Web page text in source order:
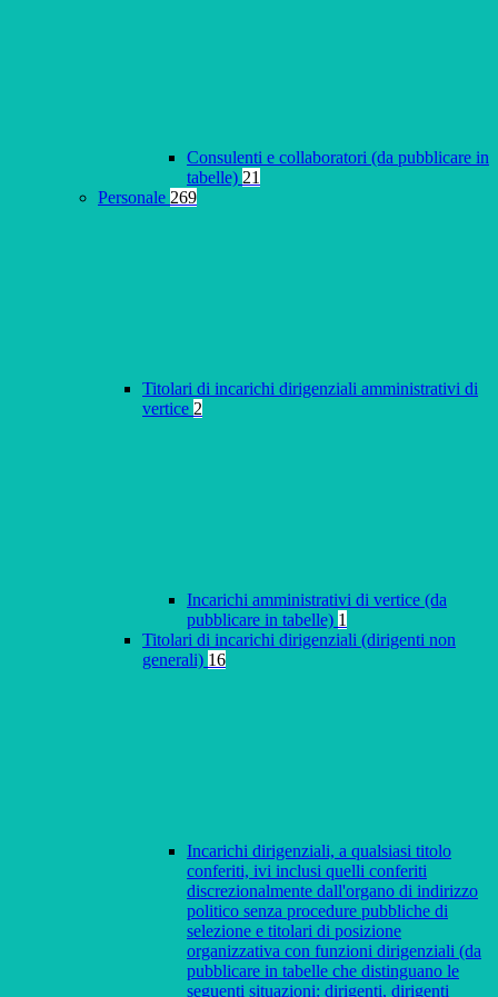
Consulenti e collaboratori (da pubblicare in
tabelle) 21
Personale 269
Titolari di incarichi dirigenziali amministrativi di
vertice 2
Incarichi amministrativi di vertice (da
pubblicare in tabelle) 1
Titolari di incarichi dirigenziali (dirigenti non
generali) 16
Incarichi dirigenziali, a qualsiasi titolo
conferiti, ivi inclusi quelli conferiti
discrezionalmente dall'organo di indirizzo
politico senza procedure pubbliche di
selezione e titolari di posizione
organizzativa con funzioni dirigenziali (da
pubblicare in tabelle che distinguano le
seguenti situazioni: dirigenti, dirigenti